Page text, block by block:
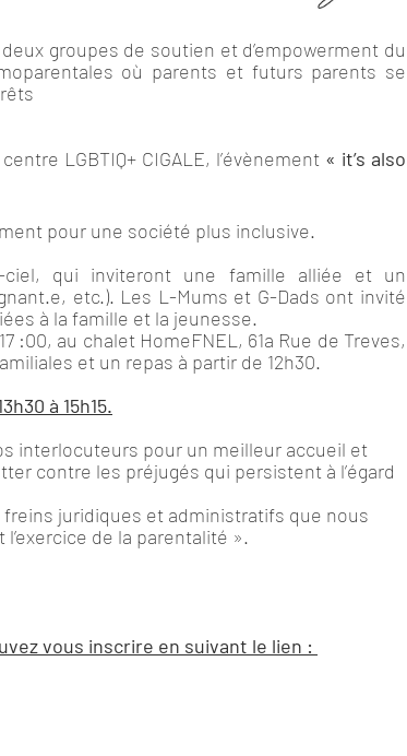
groupes de soutien et d’empowerment du
où parents et futurs parents se
LGBTIQ+ CIGALE, l’évènement « it’s also
pour une société plus inclusive.
qui inviteront une famille alliée et un
etc.). Les L-Mums et G-Dads ont invité
à la famille et la jeunesse.
:00, au chalet HomeFNEL, 61a Rue de Treves,
et un repas à partir de 12h30.
à 15h15.
interlocuteurs pour un meilleur accueil et
contre les préjugés qui persistent à l’égard
juridiques et administratifs que nous
de la parentalité ».
vous inscrire en suivant le lien :